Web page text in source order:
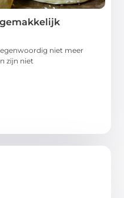
niet meer
zijn niet